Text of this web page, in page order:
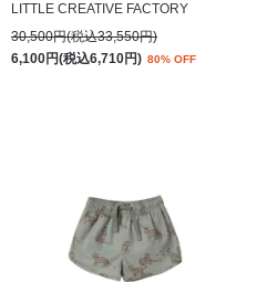
LITTLE CREATIVE FACTORY
30,500円(税込33,550円)
6,100円(税込6,710円) 80% OFF